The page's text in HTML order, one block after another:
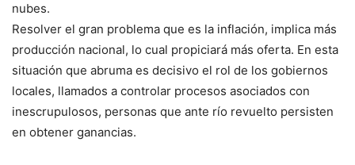
nubes.
Resolver el gran problema que es la inflación, implica más
producción nacional, lo cual propiciará más oferta. En esta
situación que abruma es decisivo el rol de los gobiernos
locales, llamados a controlar procesos asociados con
inescrupulosos, personas que ante río revuelto persisten
en obtener ganancias.